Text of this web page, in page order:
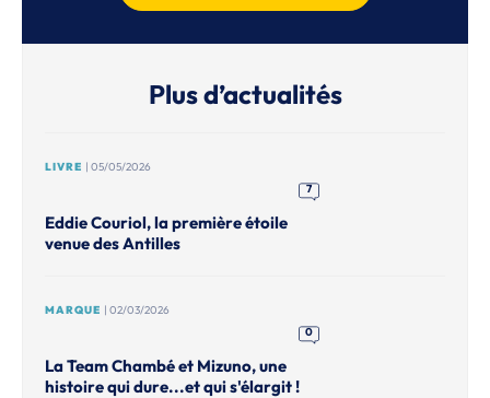
Plus d’actualités
LIVRE | 05/05/2026
7
Eddie Couriol, la première étoile
venue des Antilles
MARQUE | 02/03/2026
0
La Team Chambé et Mizuno, une
histoire qui dure...et qui s'élargit !